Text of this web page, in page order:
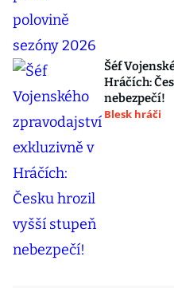
Šéf
Hráčích:
nebezpečí!
Blesk hráči